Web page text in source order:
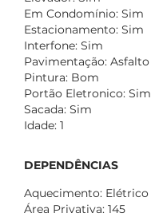
Em Condomínio: Sim
Estacionamento: Sim
Interfone: Sim
Pavimentação: Asfalto
Pintura: Bom
Portão Eletronico: Sim
Sacada: Sim
Idade: 1
DEPENDÊNCIAS
Aquecimento: Elétrico
Área Privativa: 145